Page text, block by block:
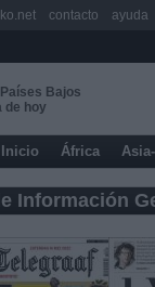
Bajos
de hoy
Inicio África
Información
contacto ayuda